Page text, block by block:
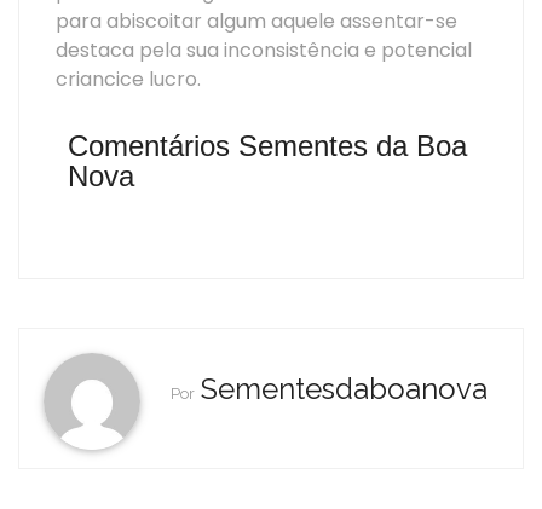
para abiscoitar algum aquele assentar-se
destaca pela sua inconsistência e potencial
criancice lucro.
Comentários Sementes da Boa
Nova
Por Sementesdaboanova